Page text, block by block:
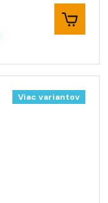
Viac variantov